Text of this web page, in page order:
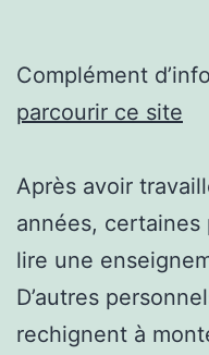
Complément
parcourir ce site
Après avoir
années, certaines
lire une
D’autres
rechignent à